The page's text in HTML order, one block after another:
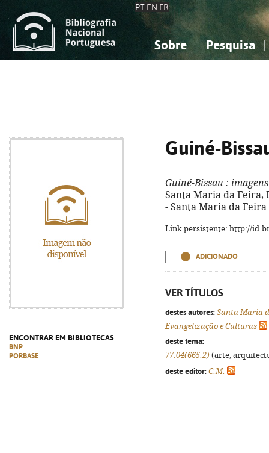
PT EN FR
Sobre Pesquisa
ENCONTRAR EM BIBLIOTECAS
BNP
PORBASE
Guiné-
Guiné-Bissau :
Santa Maria da Feira,
- Santa Maria da Feira
Link persistente: http://
ADICIONADO
VER TÍTULOS
destes autores: Santa Maria
Evangelização e Culturas
deste tema:
77.04(665.2) (arte,
deste editor: C.M.